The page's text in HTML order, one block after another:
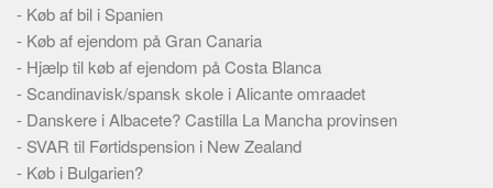
- Køb af bil i Spanien
- Køb af ejendom på Gran Canaria
- Hjælp til køb af ejendom på Costa Blanca
- Scandinavisk/spansk skole i Alicante omraadet
- Danskere i Albacete? Castilla La Mancha provinsen
- SVAR til Førtidspension i New Zealand
- Køb i Bulgarien?